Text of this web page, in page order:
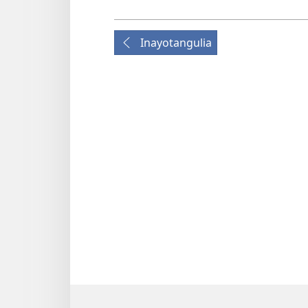
Inayotangulia